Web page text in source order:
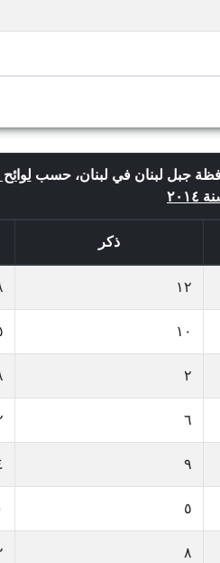
جبل لبنان في لبنان، حسب
ذكر
١٢
١٠
٢
٦
٩
٥
٨